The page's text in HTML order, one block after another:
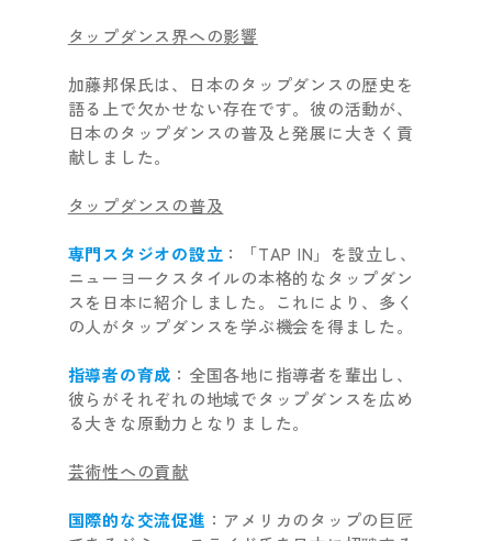
タップダンス界への影響
加藤邦保氏は、日本のタップダンスの歴史を
語る上で欠かせない存在です。彼の活動が、
日本のタップダンスの普及と発展に大きく貢
献しました。
タップダンスの普及
専門スタジオの設立 ：「TAP IN」を設立し、
ニューヨークスタイルの本格的なタップダン
スを日本に紹介しました。これにより、多く
の人がタップダンスを学ぶ機会を得ました。
指導者の育成 ：全国各地に指導者を輩出し、
彼らがそれぞれの地域でタップダンスを広め
る大きな原動力となりました。
芸術性への貢献
国際的な交流促進 ：アメリカのタップの巨匠